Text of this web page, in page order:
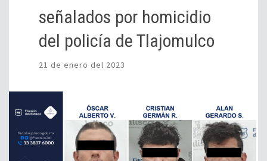
señalados por homicidio
del policía de Tlajomulco
21 de enero del 2023